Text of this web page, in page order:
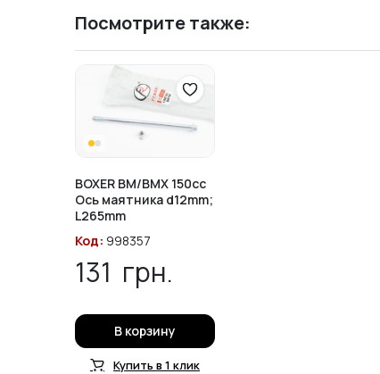
Посмотрите также:
BOXER BM/BMX 150cc
Ось маятника d12mm;
L265mm
Код: 998357
131 грн.
В корзину
Купить в 1 клик